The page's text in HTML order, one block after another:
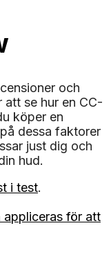
och
se hur en CC-
köper en
dessa faktorer
just dig och
hud.
i test.